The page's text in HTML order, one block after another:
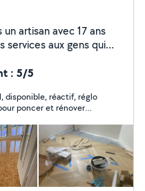
artisan avec 17 ans
services aux gens qui
complète cuivre ,
installation prises,
satisfaction est ma
: 5/5
disponible, réactif, réglo
poncer et rénover